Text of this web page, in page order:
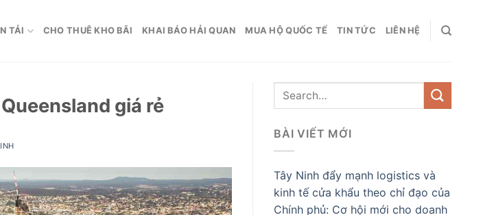
TẢI CHO THUÊ KHO BÃI KHAI BÁO HẢI QUAN MUA HỘ QUỐC TẾ TIN TỨC LIÊN HỆ
giá rẻ
BÀI VIẾT MỚI
Tây Ninh đẩy mạnh logistics và
kinh tế cửa khẩu theo chỉ đạo của
Chính phủ: Cơ hội mới cho doanh